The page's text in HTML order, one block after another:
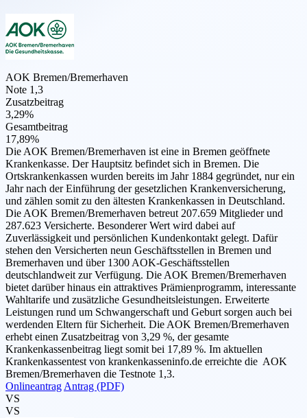
AOK Bremen/Bremerhaven
Note 1,3
Zusatzbeitrag
3,29%
Gesamtbeitrag
17,89%
Die AOK Bremen/Bremerhaven ist eine in Bremen geöffnete
Krankenkasse. Der Hauptsitz befindet sich in Bremen. Die
Ortskrankenkassen wurden bereits im Jahr 1884 gegründet, nur ein
Jahr nach der Einführung der gesetzlichen Krankenversicherung,
und zählen somit zu den ältesten Krankenkassen in Deutschland.
Die AOK Bremen/Bremerhaven betreut 207.659 Mitglieder und
287.623 Versicherte. Besonderer Wert wird dabei auf
Zuverlässigkeit und persönlichen Kundenkontakt gelegt. Dafür
stehen den Versicherten neun Geschäftsstellen in Bremen und
Bremerhaven und über 1300 AOK-Geschäftsstellen
deutschlandweit zur Verfügung. Die AOK Bremen/Bremerhaven
bietet darüber hinaus ein attraktives Prämienprogramm, interessante
Wahltarife und zusätzliche Gesundheitsleistungen. Erweiterte
Leistungen rund um Schwangerschaft und Geburt sorgen auch bei
werdenden Eltern für Sicherheit. Die AOK Bremen/Bremerhaven
erhebt einen Zusatzbeitrag von 3,29 %, der gesamte
Krankenkassenbeitrag liegt somit bei 17,89 %. Im aktuellen
Krankenkassentest von krankenkasseninfo.de erreichte die AOK
Bremen/Bremerhaven die Testnote 1,3.
Onlineantrag Antrag (PDF)
VS
VS